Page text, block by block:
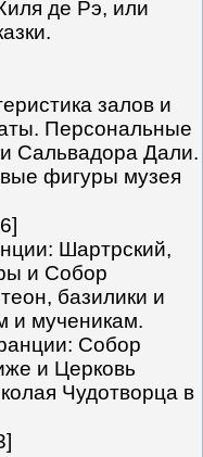
де Рэ, или
залов и
Персональные
Сальвадора Дали.
фигуры музея
Шартрский,
и Собор
базилики и
и мученикам.
Собор
и Церковь
Чудотворца в